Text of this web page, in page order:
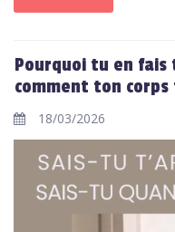
Pourquoi tu en
comment ton
18/03/2026